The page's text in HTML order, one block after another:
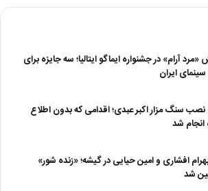
آرام» در جشنواره ایماگو ایتالیا؛ سه جایزه برای
سینمای ایران
نصب سنگ مزار اکبر عبدی؛ اقدامی که بدون اطلاع
انجام شد
افشاری و امین حیایی در گیشه؛ «زنده شور»
شد